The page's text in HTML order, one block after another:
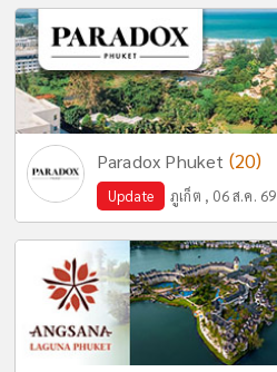
Paradox Phuket (20)
Update ภูเก็ต , 06 ส.ค. 69